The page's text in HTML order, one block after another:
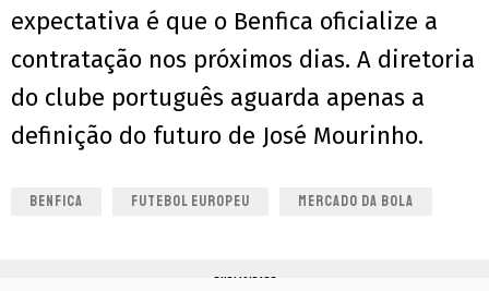
expectativa é que o Benfica oficialize a
contratação nos próximos dias. A diretoria
do clube português aguarda apenas a
definição do futuro de José Mourinho.
BENFICA FUTEBOL EUROPEU MERCADO DA BOLA
PUBLICIDADE